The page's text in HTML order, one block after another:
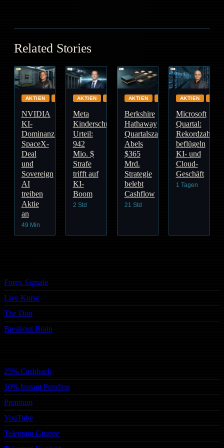
Related Stories
AKTIEN HALBLEITER
NVIDIA
KI-
Dominanz:
SpaceX-
Deal
und
Sovereign
AI
treiben
Aktie
an
49 Min
AKTIEN GLOBAL
Meta
Kinderschutz
Urteil:
942
Mio. $
Strafe
trifft auf
KI-
Boom
2 Std
AKTIEN AUTOMOTIVE
Berkshire
Hathaway
Quartalszahlen:
Abels
$365
Mrd.
Strategie
belebt
Cashflow
21 Std
AKTIEN
Microsoft
Quartal:
Rekordzahlen
beflügeln
KI- und
Cloud-
Geschäft
1 Tagen
Forex Signale
Live Kurse
The Don
Breakout Brain
25% Cashback
10% Instant Funding
Premium
YouTube
Telegram Gruppe